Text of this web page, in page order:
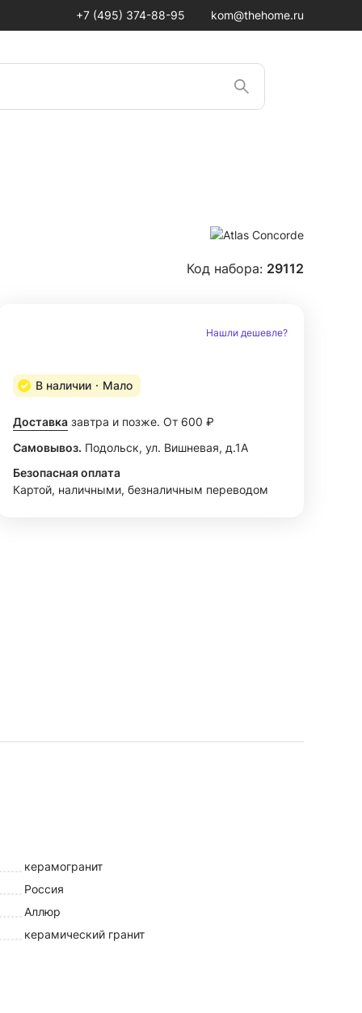
+7 (495) 374-88-95 kom@thehome.ru
Код набора: 29112
Нашли дешевле?
В наличии Мало
Доставка завтра и позже. От 600 ₽
Самовывоз. Подольск, ул. Вишневая, д.1А
Безопасная оплата
Картой, наличными, безналичным переводом
керамогранит
Россия
Аллюр
керамический гранит